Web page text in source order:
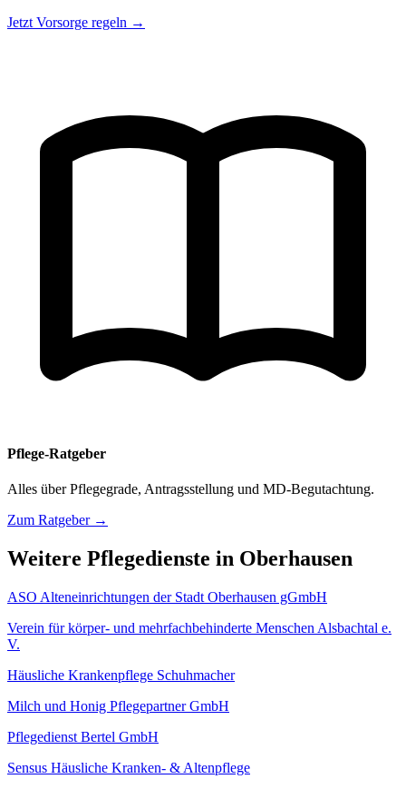
Jetzt Vorsorge regeln →
Pflege-Ratgeber
Alles über Pflegegrade, Antragsstellung und MD-Begutachtung.
Zum Ratgeber →
Weitere Pflegedienste in Oberhausen
ASO Alteneinrichtungen der Stadt Oberhausen gGmbH
Verein für körper- und mehrfachbehinderte Menschen Alsbachtal e.
V.
Häusliche Krankenpflege Schuhmacher
Milch und Honig Pflegepartner GmbH
Pflegedienst Bertel GmbH
Sensus Häusliche Kranken- & Altenpflege